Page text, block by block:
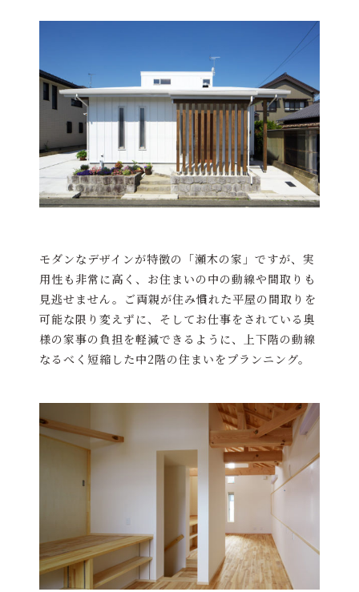
モダンなデザインが特徴の「瀬木の家」ですが、実
用性も非常に高く、お住まいの中の動線や間取りも
見逃せません。ご両親が住み慣れた平屋の間取りを
可能な限り変えずに、そしてお仕事をされている奥
様の家事の負担を軽減できるように、上下階の動線
なるべく短縮した中2階の住まいをプランニング。